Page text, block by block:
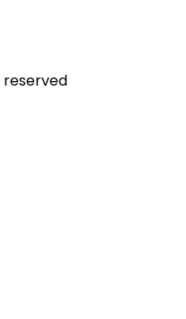
reserved